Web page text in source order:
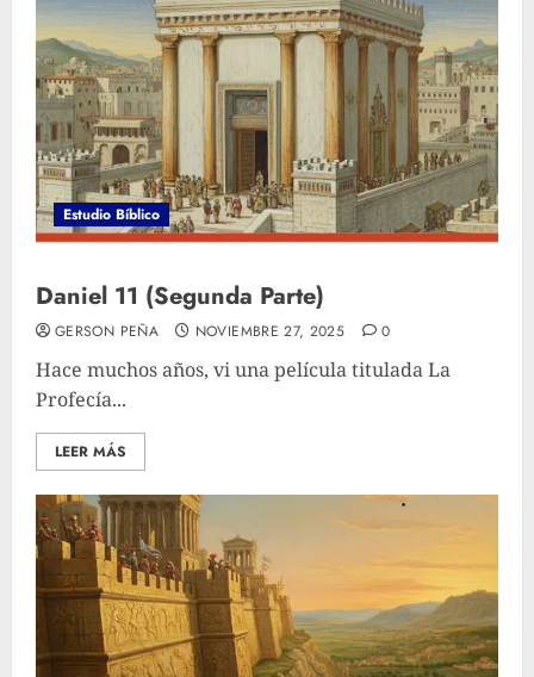
Estudio Bíblico
Daniel 11 (Segunda Parte)
GERSON PEÑA NOVIEMBRE 27, 2025 0
Hace muchos años, vi una película titulada La
Profecía...
LEER MÁS